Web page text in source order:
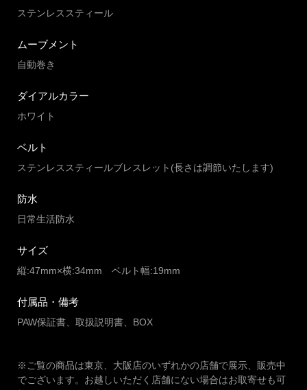
ステンレススティール
ムーブメント
自動巻き
ダイアルカラー
ホワイト
ベルト
ステンレススティールブレスレット(長さは調節いたします)
防水
日常生活防水
サイズ
縦:47mm×横:34mm ベルト幅:19mm
付属品・備考
PAW保証書、取扱説明書、BOX
※ご覧の商品は東京、大阪店のいずれかの店舗で展示、販売中
でございます。お越しいただく店舗にない場合はお取寄せも可